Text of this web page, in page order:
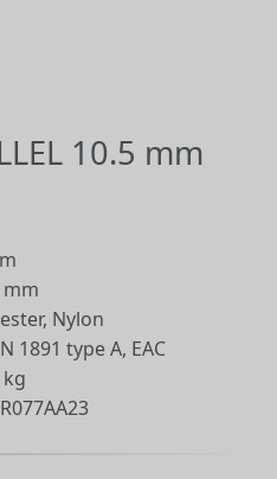
10.5 mm
mm
Nylon
1891 type A, EAC
kg